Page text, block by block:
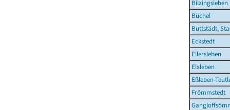
Bilzingsleben
Büchel
Buttstädt,
Eckstedt
Ellersleben
Elxleben
Eßleben-
Frömmstedt